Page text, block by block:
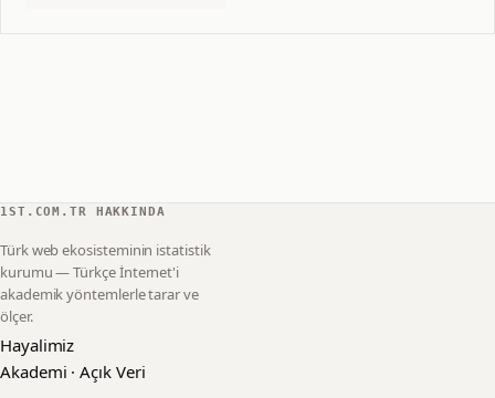
1ST.COM.TR HAKKINDA
Türk web ekosisteminin istatistik
kurumu — Türkçe İnternet'i
akademik yöntemlerle tarar ve
ölçer.
Hayalimiz
Akademi · Açık Veri